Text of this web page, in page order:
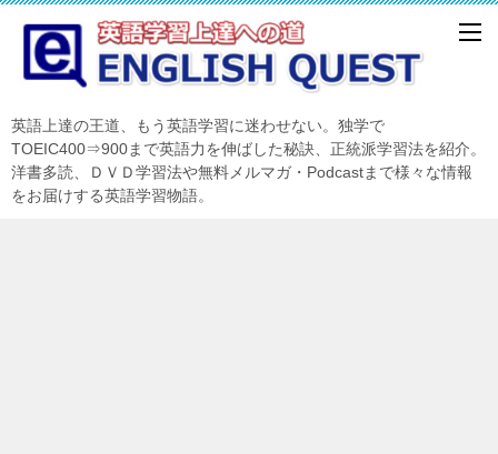
英語上達の王道、もう英語学習に迷わせない。独学で
TOEIC400⇒900まで英語力を伸ばした秘訣、正統派学習法を紹介。
洋書多読、ＤＶＤ学習法や無料メルマガ・Podcastまで様々な情報
をお届けする英語学習物語。